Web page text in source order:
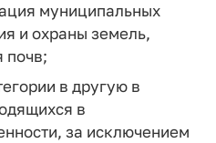
муниципальных
и охраны земель,
почв;
в другую в
в
за исключением